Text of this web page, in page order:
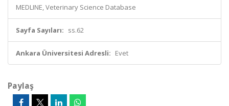
MEDLINE, Veterinary Science Database
Sayfa Sayıları: ss.62
Ankara Üniversitesi Adresli: Evet
Paylaş